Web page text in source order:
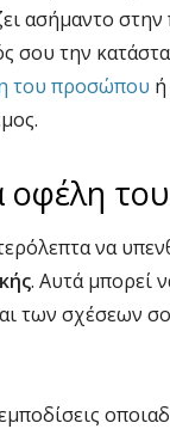
ασήμαντο
σου την
του προσώπου
του
να
. Αυτά μπορεί
των σχέσεων